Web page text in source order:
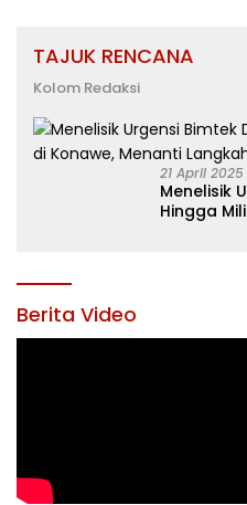
TAJUK RENCANA
Kolom Redaksi
21 April 2025
Menelisik
Hingga
Berita Video